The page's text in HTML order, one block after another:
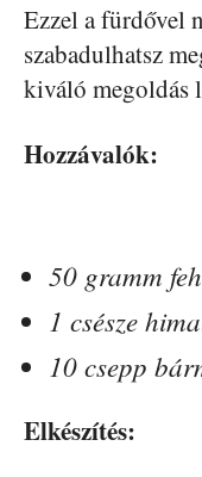
Ezzel a fürdővel
szabadulhatsz
kiváló megoldás
Hozzávalók:
50 gramm
1 csésze
10 csepp
Elkészítés: